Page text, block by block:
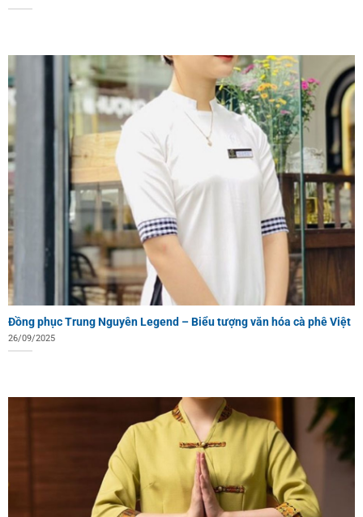
Đồng phục Trung Nguyên Legend – Biểu tượng văn hóa cà phê Việt
26/09/2025